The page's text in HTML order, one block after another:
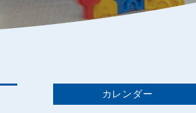
カレンダー